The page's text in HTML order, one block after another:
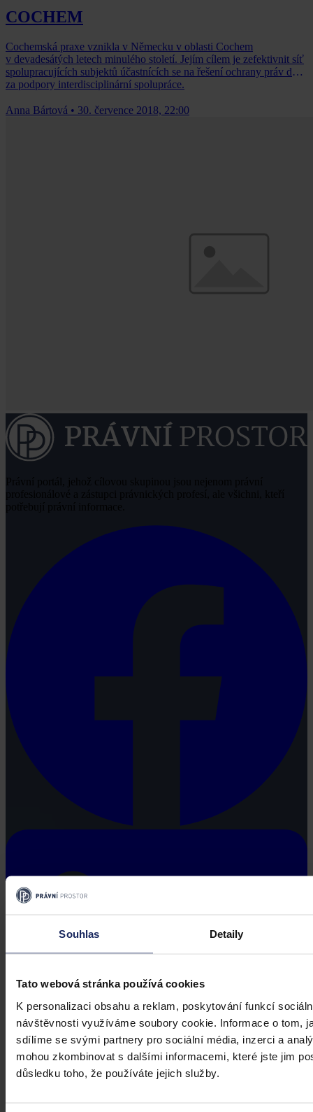
Souhlas Detaily
Tato webová stránka používá cookies
K personalizaci obsahu a reklam, poskytování funkcí
návštěvnosti využíváme soubory cookie. Informace o tom,
sdílíme se svými partnery pro sociální média, inzerci a
mohou zkombinovat s dalšími informacemi, které jste jim
důsledku toho, že používáte jejich služby.
COCHEM
Cochemská praxe vznikla v Německu v oblasti Cochem
v devadesátých letech minulého století. Jejím cílem je zefektivnit síť
spolupracujících subjektů účastnících se na řešení ochrany práv dětí
za podpory interdisciplinární spolupráce.
Anna Bártová • 30. července 2018, 22:00